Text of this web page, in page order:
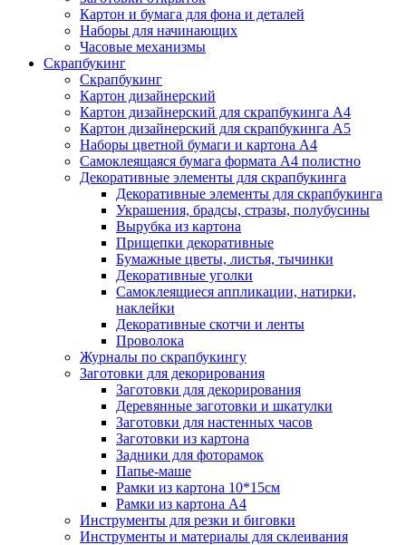
Картон и бумага для фона и деталей
Наборы для начинающих
Часовые механизмы
Скрапбукинг
Скрапбукинг
Картон дизайнерский
Картон дизайнерский для скрапбукинга А4
Картон дизайнерский для скрапбукинга А5
Наборы цветной бумаги и картона А4
Самоклеящаяся бумага формата А4 полистно
Декоративные элементы для скрапбукинга
Декоративные элементы для скрапбукинга
Украшения, брадсы, стразы, полубусины
Вырубка из картона
Прищепки декоративные
Бумажные цветы, листья, тычинки
Декоративные уголки
Самоклеящиеся аппликации, натирки,
наклейки
Декоративные скотчи и ленты
Проволока
Журналы по скрапбукингу
Заготовки для декорирования
Заготовки для декорирования
Деревянные заготовки и шкатулки
Заготовки для настенных часов
Заготовки из картона
Задники для фоторамок
Папье-маше
Рамки из картона 10*15см
Рамки из картона А4
Инструменты для резки и биговки
Инструменты и материалы для склеивания